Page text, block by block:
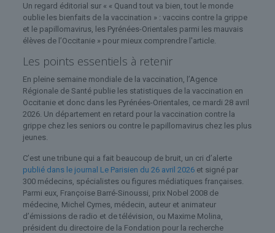
Un regard éditorial sur « « Quand tout va bien, tout le monde
oublie les bienfaits de la vaccination » : vaccins contre la grippe
et le papillomavirus, les Pyrénées-Orientales parmi les mauvais
élèves de l’Occitanie » pour mieux comprendre l'article.
Les points essentiels à retenir
En pleine semaine mondiale de la vaccination, l’Agence
Régionale de Santé publie les statistiques de la vaccination en
Occitanie et donc dans les Pyrénées-Orientales, ce mardi 28 avril
2026. Un département en retard pour la vaccination contre la
grippe chez les seniors ou contre le papillomavirus chez les plus
jeunes.
C’est une tribune qui a fait beaucoup de bruit, un cri d’alerte
publié dans le journal Le Parisien du 26 avril 2026et signé par
300 médecins, spécialistes ou figures médiatiques françaises.
Parmi eux, Françoise Barré-Sinoussi, prix Nobel 2008 de
médecine, Michel Cymes, médecin, auteur et animateur
d’émissions de radio et de télévision, ou Maxime Molina,
président du directoire de la Fondation pour la recherche